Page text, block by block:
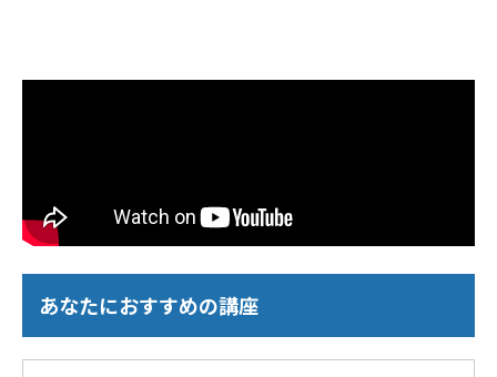
あなたにおすすめの講座